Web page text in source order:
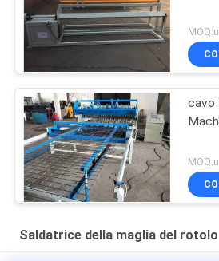
cavo
Saldatrice della maglia del rotolo